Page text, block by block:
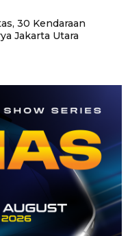
30 Kendaraan
Jakarta Utara